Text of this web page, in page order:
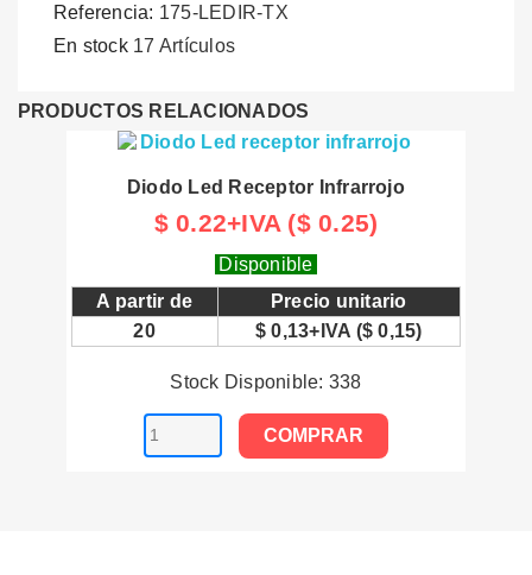
Referencia: 175-LEDIR-TX
En stock 17 Artículos
PRODUCTOS RELACIONADOS
Diodo Led Receptor Infrarrojo
$ 0.22+IVA ($ 0.25)
Disponible
A partir de
Precio unitario
20
$ 0,13+IVA ($ 0,15)
Stock Disponible: 338
COMPRAR